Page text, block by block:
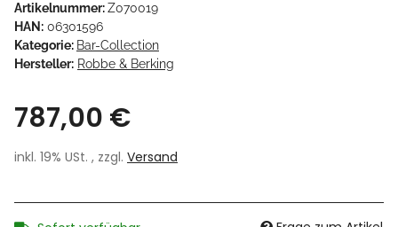
Artikelnummer:Z070019
HAN: 06301596
Kategorie: Bar-Collection
Hersteller: Robbe & Berking
787,00 €
inkl. 19% USt. , zzgl. Versand